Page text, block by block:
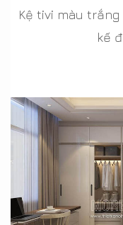
Kệ tivi màu
kế